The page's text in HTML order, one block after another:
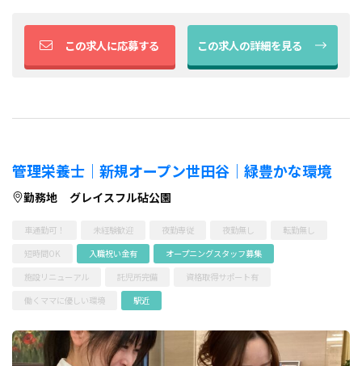
この求人に応募する この求人の詳細を見る
管理栄養士｜新規オープン世田谷｜緑豊かな環境
勤務地 グレイスフル砧公園
車通勤可！ 未経験歓迎 夜勤専従 夜勤無し
転勤無し
短時間OK
入職祝い金有
オープニングスタッフ募集
施設リニューアル
託児所完備
資格取得サポート有
働くママに優しい環境
駅近